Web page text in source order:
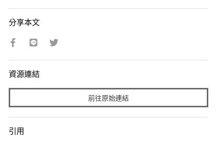
分享本文
資源連結
前往原始連結
引用